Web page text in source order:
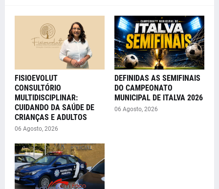
FISIOEVOLUT
CONSULTÓRIO
MULTIDISCIPLINAR:
CUIDANDO DA SAÚDE DE
CRIANÇAS E ADULTOS
06 Agosto, 2026
DEFINIDAS AS SEMIFINAIS
DO CAMPEONATO
MUNICIPAL DE ITALVA 2026
06 Agosto, 2026